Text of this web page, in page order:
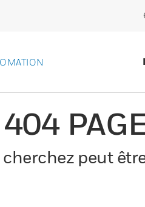
404
peut